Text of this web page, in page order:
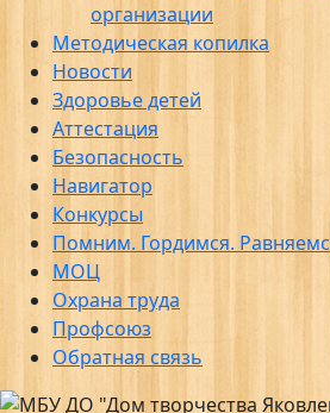
организации
Методическая копилка
Новости
Здоровье детей
Аттестация
Безопасность
Навигатор
Конкурсы
Помним. Гордимся.
МОЦ
Охрана труда
Профсоюз
Обратная связь